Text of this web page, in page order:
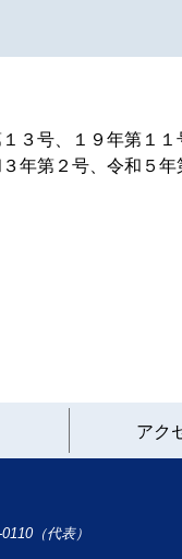
号、１９年第１１
年第２号、令和５
アク
（代表）